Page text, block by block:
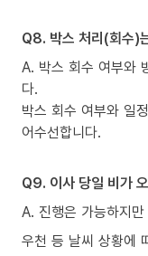
Q8. 박스 처리(회수)
A. 박스 회수 여부와
다.
박스 회수 여부와 일
어수선합니다.
Q9. 이사 당일 비가
A. 진행은 가능하지
우천 등 날씨 상황에